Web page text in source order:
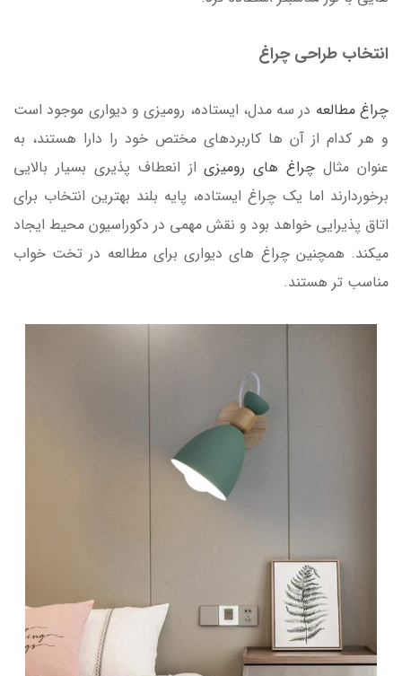
انتخاب طراحی چراغ
چراغ مطالعه در سه مدل، ایستاده، رومیزی و دیواری موجود است
و هر کدام از آن ها کاربردهای مختص خود را دارا هستند، به
عنوان مثال چراغ های رومیزیاز انعطاف پذیری بسیار بالایی
برخوردارند اما یک چراغ ایستاده، پایه بلند بهترین انتخاب برای
اتاق پذیرایی خواهد بود و نقش مهمی در دکوراسیون محیط ایجاد
میکند. همچنین چراغ های دیواری برای مطالعه در تخت خواب
مناسب تر هستند.